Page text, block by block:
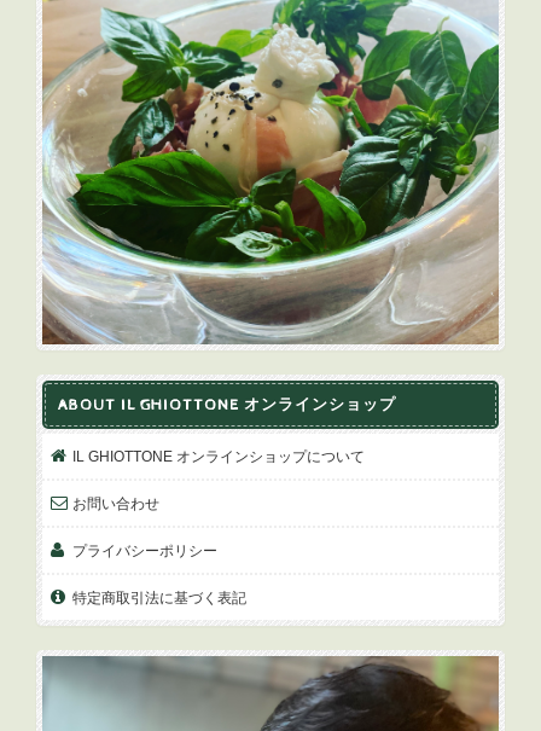
ABOUT IL GHIOTTONE オンラインショップ
IL GHIOTTONE オンラインショップについて
お問い合わせ
プライバシーポリシー
特定商取引法に基づく表記